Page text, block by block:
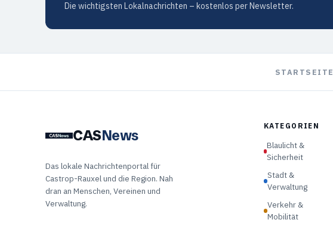
Die wichtigsten Lokalnachrichten – kostenlos per Newsletter.
STARTSEITE
CASNews
Das lokale Nachrichtenportal für
Castrop-Rauxel und die Region. Nah
dran an Menschen, Vereinen und
Verwaltung.
KATEGORIEN
Blaulicht &
Sicherheit
Stadt &
Verwaltung
Verkehr &
Mobilität